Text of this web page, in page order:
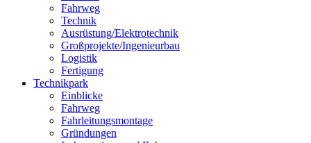
Fahrweg
Technik
Ausrüstung/Elektrotechnik
Großprojekte/Ingenieurbau
Logistik
Fertigung
Technikpark
Einblicke
Fahrweg
Fahrleitungsmontage
Gründungen